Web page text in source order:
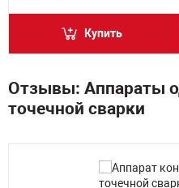
Купить
Отзывы: Аппараты
точечной сварки